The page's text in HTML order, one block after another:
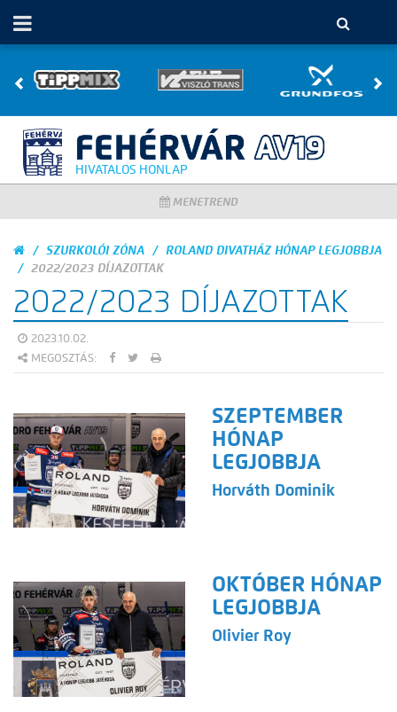
HIVATALOS HONLAP
MENETREND
SZURKOLÓI ZÓNA
ROLAND DIVATHÁZ HÓNAP LEGJOBBJA
2022/2023 DÍJAZOTTAK
2022/2023 DÍJAZOTTAK
2023.10.02.
MEGOSZTÁS:
SZEPTEMBER
HÓNAP
LEGJOBBJA
Horváth Dominik
OKTÓBER HÓNAP
LEGJOBBJA
Olivier Roy